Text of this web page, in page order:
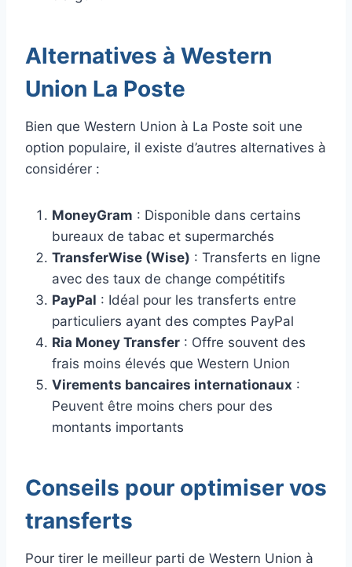
Alternatives à Western
Union La Poste
Bien que Western Union à La Poste soit une
option populaire, il existe d’autres alternatives à
considérer :
MoneyGram : Disponible dans certains
bureaux de tabac et supermarchés
TransferWise (Wise) : Transferts en ligne
avec des taux de change compétitifs
PayPal : Idéal pour les transferts entre
particuliers ayant des comptes PayPal
Ria Money Transfer : Offre souvent des
frais moins élevés que Western Union
Virements bancaires internationaux :
Peuvent être moins chers pour des
montants importants
Conseils pour optimiser vos
transferts
Pour tirer le meilleur parti de Western Union à